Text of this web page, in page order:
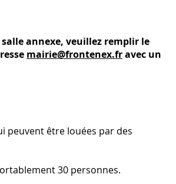
annexe, veuillez remplir le
mairie@frontenex.fravec un
peuvent être louées par des
30 personnes.